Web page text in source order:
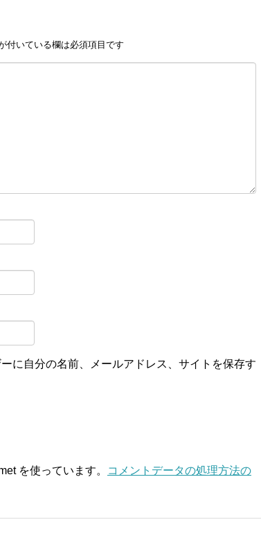
付いている欄は必須項目です
に自分の名前、メールアドレス、サイトを保存す
を使っています。
コメントデータの処理方法の